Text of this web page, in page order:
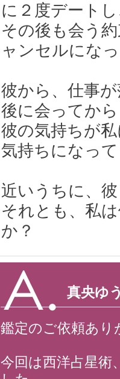
に２度デート
その後も会う
ャンセルにな
彼から、仕事
後に会ってか
彼の気持ちが
気持ちになっ
近いうちに、
それとも、私
か？
真央ゆ
鑑定のご依頼あ
今回は西洋占星術